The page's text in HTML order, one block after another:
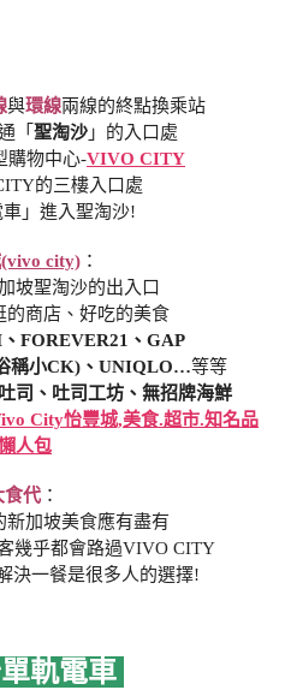
與環線兩線的終點換乘站
「 聖淘沙 」的入口處
購物中心-VIVO CITY
的三樓入口處
」進入聖淘沙!
city) ：
坡聖淘沙的出入口
的商店、好吃的美食
FOREVER21、GAP
稱小CK)、UNIQLO…等等
司、吐司工坊、無招牌海鮮
City怡豐城,美食.超市.知名品
人包
食代：
新加坡美食應有盡有
幾乎都會路過VIVO CITY
決一餐是很多人的選擇!
軌電車